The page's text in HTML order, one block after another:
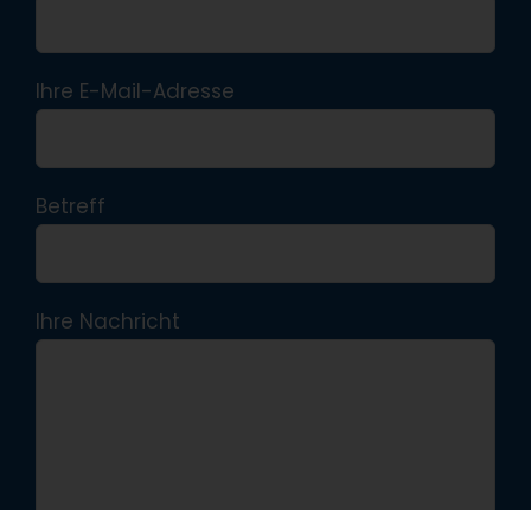
Ihre E-Mail-Adresse
Betreff
Ihre Nachricht